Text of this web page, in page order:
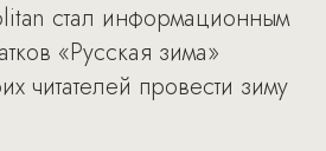
стал информационным
«Русская зима»
читателей провести зиму